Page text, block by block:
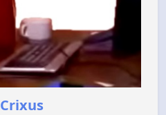
Crixus